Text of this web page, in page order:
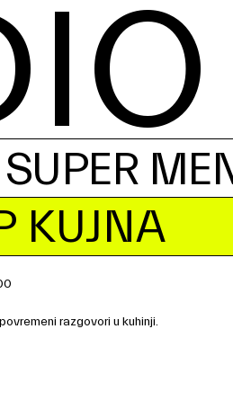
SUPER
KUJNA
razgovori u kuhinji.